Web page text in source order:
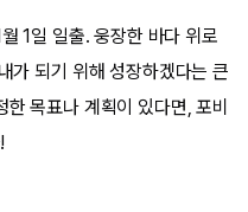
1일 일출. 웅장한 바다 위로
가 되기 위해 성장하겠다는 큰
목표나 계획이 있다면, 포비